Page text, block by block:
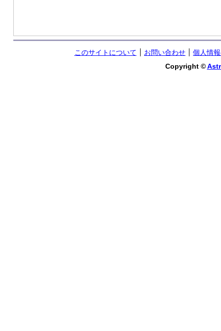
このサイトについて お問い合わせ
個人情
Copyright ©